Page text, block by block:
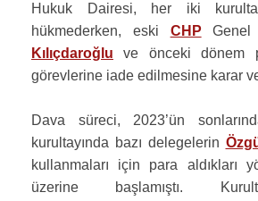
Hukuk Dairesi, her iki
hükmederken, eski CHP Genel
Kılıçdaroğlu ve önceki dönem
görevlerine iade edilmesine karar
Dava süreci, 2023’ün
kurultayında bazı delegelerin
kullanmaları için para aldıkları
üzerine başlamıştı.